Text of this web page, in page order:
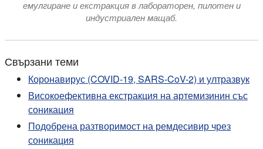
емулгиране и екстракция в лабораторен, пилотен и
индустриален мащаб.
Свързани теми
Коронавирус (COVID-19, SARS-CoV-2) и ултразвук
Високоефективна екстракция на артемизинин със
соникация
Подобрена разтворимост на ремдесивир чрез
соникация